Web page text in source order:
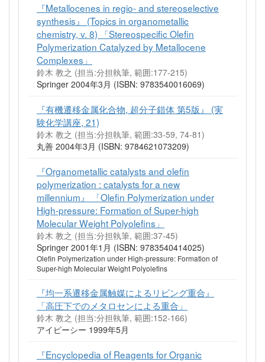
『Metallocenes in regio- and stereoselective
synthesis』 (Topics in organometallic
chemistry, v. 8) 「Stereospecific Olefin
Polymerization Catalyzed by Metallocene
Complexes」
鈴木 教之 (担当:分担執筆, 範囲:177-215)
Springer 2004年3月 (ISBN: 9783540016069)
『有機遷移金属化合物, 超分子錯体 第5版』 (実
験化学講座, 21)
鈴木 教之 (担当:分担執筆, 範囲:33-59, 74-81)
丸善 2004年3月 (ISBN: 9784621073209)
『Organometallic catalysts and olefin
polymerization : catalysts for a new
millennium』 「Olefin Polymerization under
High-pressure: Formation of Super-high
Molecular Weight Polyolefins」
鈴木 教之 (担当:分担執筆, 範囲:37-45)
Springer 2001年1月 (ISBN: 9783540414025)
Olefin Polymerization under High-pressure: Formation of
Super-high Molecular Weight Polyolefins
『均一系遷移金属触媒によるリビング重合』
「高圧下でのメタロセンによる重合」
鈴木 教之 (担当:分担執筆, 範囲:152-166)
アイピーシー 1999年5月
『Encyclopedia of Reagents for Organic